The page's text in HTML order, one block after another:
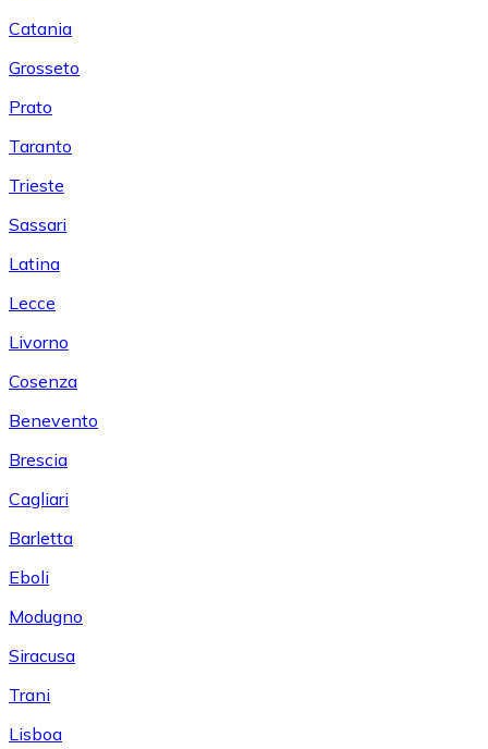
Catania
Grosseto
Prato
Taranto
Trieste
Sassari
Latina
Lecce
Livorno
Cosenza
Benevento
Brescia
Cagliari
Barletta
Eboli
Modugno
Siracusa
Trani
Lisboa